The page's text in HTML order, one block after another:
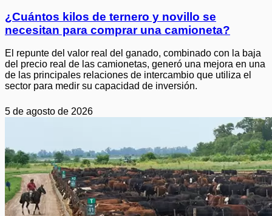
¿Cuántos kilos de ternero y novillo se
necesitan para comprar una camioneta?
El repunte del valor real del ganado, combinado con la baja
del precio real de las camionetas, generó una mejora en una
de las principales relaciones de intercambio que utiliza el
sector para medir su capacidad de inversión.
5 de agosto de 2026